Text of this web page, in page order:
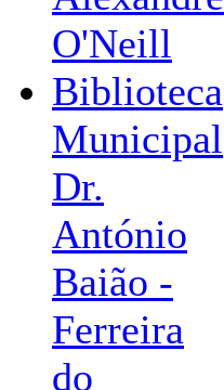
O'Neill
Biblioteca
Municipal
Dr.
António
Baião -
Ferreira
do